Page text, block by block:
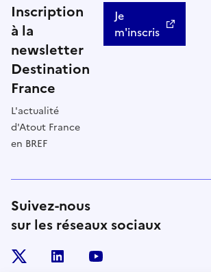
Inscription
à la
newsletter
Destination
France
L'actualité
d'Atout France
en BREF
Je
m'inscris
Suivez-nous
sur les réseaux sociaux
linkedin